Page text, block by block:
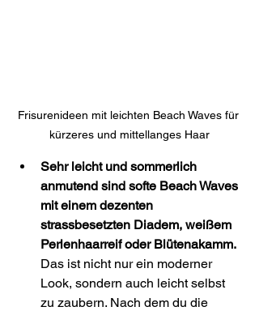
Frisurenideen mit leichten Beach Waves für
kürzeres und mittellanges Haar
Sehr leicht und sommerlich
anmutend sind softe Beach Waves
mit einem dezenten
strassbesetzten Diadem, weißem
Perlenhaarreif oder Blütenakamm.
Das ist nicht nur ein moderner
Look, sondern auch leicht selbst
zu zaubern. Nach dem du die